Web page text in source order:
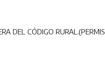
DEL CÓDIGO